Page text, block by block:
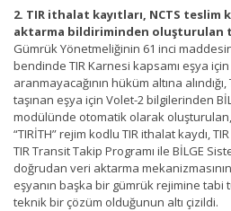
2. TIR ithalat kayıtları, NCTS teslim
aktarma bildiriminden oluşturulan
Gümrük Yönetmeliğinin 61 inci
bendinde TIR Karnesi kapsamı eşya
aranmayacağının hüküm altına
taşınan eşya için Volet-2 bilgilerinden
modülünde otomatik olarak oluşturulan,
“TIRİTH” rejim kodlu TIR ithalat kaydı,
TIR Transit Takip Programı ile BİLGE
doğrudan veri aktarma
eşyanın başka bir gümrük rejimine
teknik bir çözüm olduğunun altı çizildi.